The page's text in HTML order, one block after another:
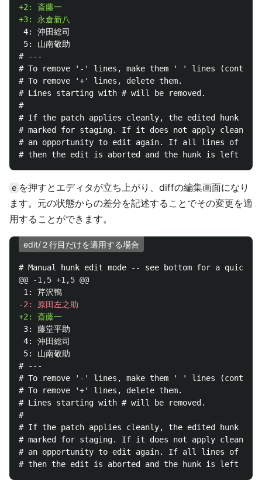
+2: 斎藤一
4: 沖田総司
5: 山南敬助
# ---
# To remove '-' lines, make them ' ' lines
# To remove '+' lines, delete them.
# Lines starting with # will be removed.
#
# If the patch applies cleanly, the edited hunk will
# marked for staging. If it does not apply cleanly,
# an opportunity to edit again. If all lines of the
e を押すとエディタが立ち上がり、diffの編集画面になり
ます。元の状態からの差分を記述することでその変更を適
用することができます。
edit/２行目だけを適用する場合
@@ -1,5 +1,5 @@
3: 藤堂平助
4: 沖田総司
5: 山南敬助
# ---
# To remove '-' lines, make them ' ' lines
# To remove '+' lines, delete them.
# Lines starting with # will be removed.
#
# If the patch applies cleanly, the edited hunk will
# marked for staging. If it does not apply cleanly,
# an opportunity to edit again. If all lines of the